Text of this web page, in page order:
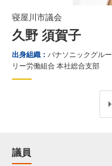
寝屋川市議会
久野 須賀子
出身組織： パナソニックグル
リー労働組合 本社総合支部
議員